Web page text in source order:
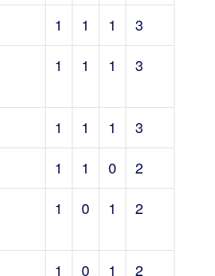
1 1 1
3
1 1 1 3
1 1 1
3
1 1 0
2
1 0 1 2
1 0 1 2